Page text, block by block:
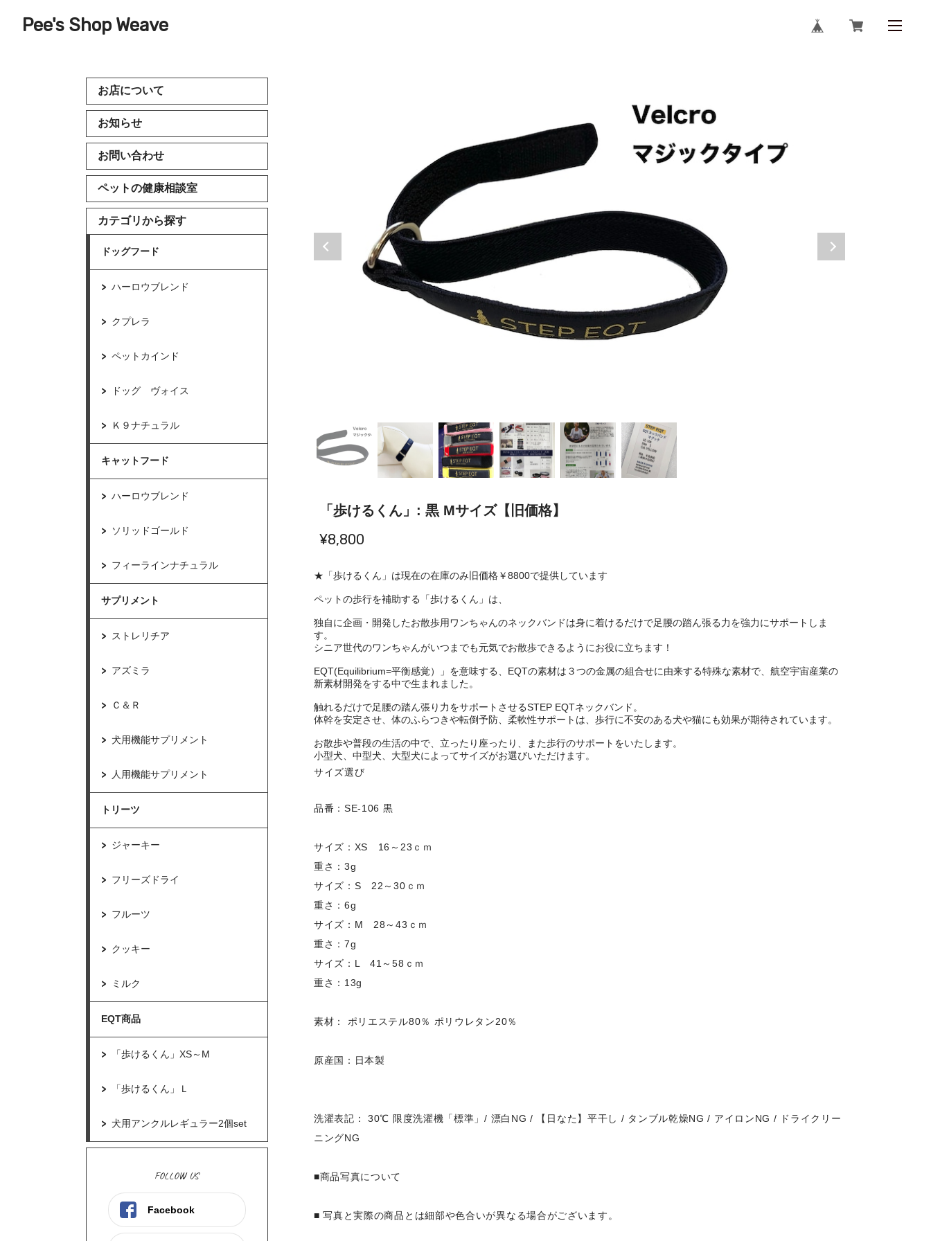
Pee's Shop Weave
お店について
お知らせ
お問い合わせ
ペットの健康相談室
カテゴリから探す
ドッグフード
ハーロウブレンド
クプレラ
ペットカインド
ドッグ ヴォイス
Ｋ９ナチュラル
キャットフード
ハーロウブレンド
ソリッドゴールド
フィーラインナチュラル
サプリメント
ストレリチア
アズミラ
Ｃ＆Ｒ
犬用機能サプリメント
人用機能サプリメント
トリーツ
ジャーキー
フリーズドライ
フルーツ
クッキー
ミルク
EQT商品
「歩けるくん」XS～M
「歩けるくん」Ｌ
犬用アンクルレギュラー2個set
FOLLOW US
Facebook
「歩けるくん」: 黒 Mサイズ【旧価格】
¥8,800
★「歩けるくん」は現在の在庫のみ旧価格￥8800で提供しています
ペットの歩行を補助する「歩けるくん」は、
独自に企画・開発したお散歩用ワンちゃんのネックバンドは身に着けるだけで足腰の踏ん張る力を強力にサポートしま
す。
シニア世代のワンちゃんがいつまでも元気でお散歩できるようにお役に立ちます！
EQT(Equilibrium=平衡感覚）」を意味する、EQTの素材は３つの金属の組合せに由来する特殊な素材で、航空宇宙産業の
新素材開発をする中で生まれました。
触れるだけで足腰の踏ん張り力をサポートさせるSTEP EQTネックバンド。
体幹を安定させ、体のふらつきや転倒予防、柔軟性サポートは、歩行に不安のある犬や猫にも効果が期待されています。
お散歩や普段の生活の中で、立ったり座ったり、また歩行のサポートをいたします。
小型犬、中型犬、大型犬によってサイズがお選びいただけます。
サイズ選び
品番：SE-106 黒
サイズ：XS 16～23ｃｍ
重さ：3g
サイズ：S 22～30ｃｍ
重さ：6g
サイズ：M 28～43ｃｍ
重さ：7g
サイズ：L 41～58ｃｍ
重さ：13g
素材： ポリエステル80％ ポリウレタン20％
原産国：日本製
洗濯表記： 30℃ 限度洗濯機「標準」/ 漂白NG / 【日なた】平干し / タンブル乾燥NG / アイロンNG / ドライクリー
ニングNG
■商品写真について
■ 写真と実際の商品とは細部や色合いが異なる場合がございます。